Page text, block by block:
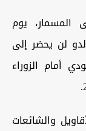
يوم
لن يحضر إلى
أمام الزوراء
والشائعات